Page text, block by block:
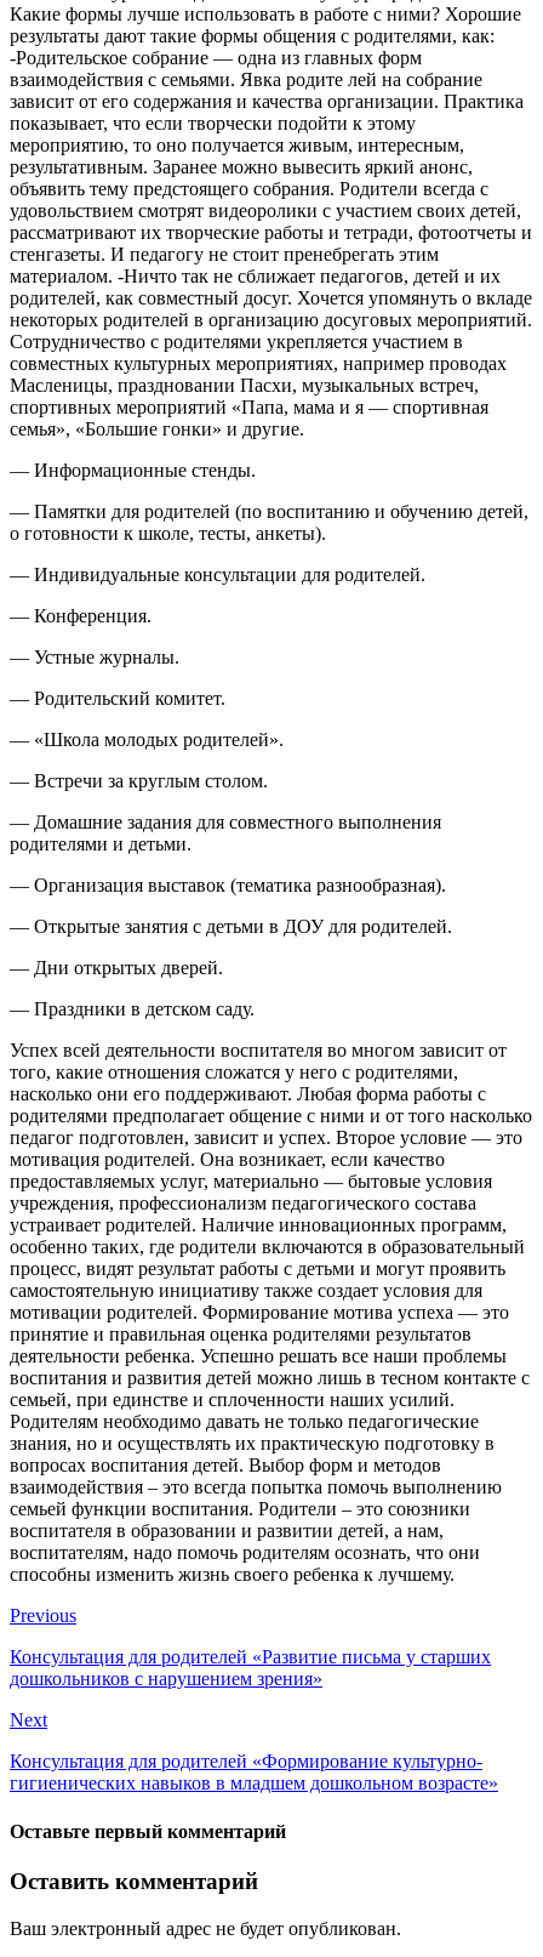
Какие формы лучше использовать в работе с ними? Хорошие
результаты дают такие формы общения с родителями, как:
-Родительское собрание — одна из главных форм
взаимодействия с семьями. Явка родите лей на собрание
зависит от его содержания и качества организации. Практика
показывает, что если творчески подойти к этому
мероприятию, то оно получается живым, интересным,
результативным. Заранее можно вывесить яркий анонс,
объявить тему предстоящего собрания. Родители всегда с
удовольствием смотрят видеоролики с участием своих детей,
рассматривают их творческие работы и тетради, фотоотчеты и
стенгазеты. И педагогу не стоит пренебрегать этим
материалом. -Ничто так не сближает педагогов, детей и их
родителей, как совместный досуг. Хочется упомянуть о вкладе
некоторых родителей в организацию досуговых мероприятий.
Сотрудничество с родителями укрепляется участием в
совместных культурных мероприятиях, например проводах
Масленицы, праздновании Пасхи, музыкальных встреч,
спортивных мероприятий «Папа, мама и я — спортивная
семья», «Большие гонки» и другие.
— Информационные стенды.
— Памятки для родителей (по воспитанию и обучению детей,
о готовности к школе, тесты, анкеты).
— Индивидуальные консультации для родителей.
— Конференция.
— Устные журналы.
— Родительский комитет.
— «Школа молодых родителей».
— Встречи за круглым столом.
— Домашние задания для совместного выполнения
родителями и детьми.
— Организация выставок (тематика разнообразная).
— Открытые занятия с детьми в ДОУ для родителей.
— Дни открытых дверей.
— Праздники в детском саду.
Успех всей деятельности воспитателя во многом зависит от
того, какие отношения сложатся у него с родителями,
насколько они его поддерживают. Любая форма работы с
родителями предполагает общение с ними и от того насколько
педагог подготовлен, зависит и успех. Второе условие — это
мотивация родителей. Она возникает, если качество
предоставляемых услуг, материально — бытовые условия
учреждения, профессионализм педагогического состава
устраивает родителей. Наличие инновационных программ,
особенно таких, где родители включаются в образовательный
процесс, видят результат работы с детьми и могут проявить
самостоятельную инициативу также создает условия для
мотивации родителей. Формирование мотива успеха — это
принятие и правильная оценка родителями результатов
деятельности ребенка. Успешно решать все наши проблемы
воспитания и развития детей можно лишь в тесном контакте с
семьей, при единстве и сплоченности наших усилий.
Родителям необходимо давать не только педагогические
знания, но и осуществлять их практическую подготовку в
вопросах воспитания детей. Выбор форм и методов
взаимодействия – это всегда попытка помочь выполнению
семьей функции воспитания. Родители – это союзники
воспитателя в образовании и развитии детей, а нам,
воспитателям, надо помочь родителям осознать, что они
способны изменить жизнь своего ребенка к лучшему.
Previous
Консультация для родителей «Развитие письма у старших
дошкольников с нарушением зрения»
Next
Консультация для родителей «Формирование культурно-
гигиенических навыков в младшем дошкольном возрасте»
Оставьте первый комментарий
Оставить комментарий
Ваш электронный адрес не будет опубликован.